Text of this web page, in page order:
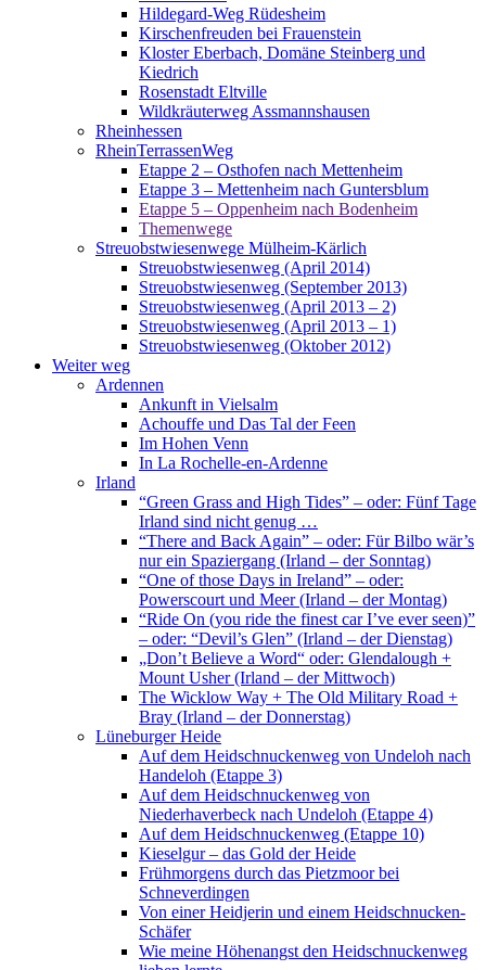
Hildegard-Weg Rüdesheim
Kirschenfreuden bei Frauenstein
Kloster Eberbach, Domäne Steinberg und
Kiedrich
Rosenstadt Eltville
Wildkräuterweg Assmannshausen
Rheinhessen
RheinTerrassenWeg
Etappe 2 – Osthofen nach Mettenheim
Etappe 3 – Mettenheim nach Guntersblum
Etappe 5 – Oppenheim nach Bodenheim
Themenwege
Streuobstwiesenwege Mülheim-Kärlich
Streuobstwiesenweg (April 2014)
Streuobstwiesenweg (September 2013)
Streuobstwiesenweg (April 2013 – 2)
Streuobstwiesenweg (April 2013 – 1)
Streuobstwiesenweg (Oktober 2012)
Weiter weg
Ardennen
Ankunft in Vielsalm
Achouffe und Das Tal der Feen
Im Hohen Venn
In La Rochelle-en-Ardenne
Irland
“Green Grass and High Tides” – oder: Fünf Tage
Irland sind nicht genug …
“There and Back Again” – oder: Für Bilbo wär’s
nur ein Spaziergang (Irland – der Sonntag)
“One of those Days in Ireland” – oder:
Powerscourt und Meer (Irland – der Montag)
“Ride On (you ride the finest car I’ve ever seen)”
– oder: “Devil’s Glen” (Irland – der Dienstag)
„Don’t Believe a Word“ oder: Glendalough +
Mount Usher (Irland – der Mittwoch)
The Wicklow Way + The Old Military Road +
Bray (Irland – der Donnerstag)
Lüneburger Heide
Auf dem Heidschnuckenweg von Undeloh nach
Handeloh (Etappe 3)
Auf dem Heidschnuckenweg von
Niederhaverbeck nach Undeloh (Etappe 4)
Auf dem Heidschnuckenweg (Etappe 10)
Kieselgur – das Gold der Heide
Frühmorgens durch das Pietzmoor bei
Schneverdingen
Von einer Heidjerin und einem Heidschnucken-
Schäfer
Wie meine Höhenangst den Heidschnuckenweg